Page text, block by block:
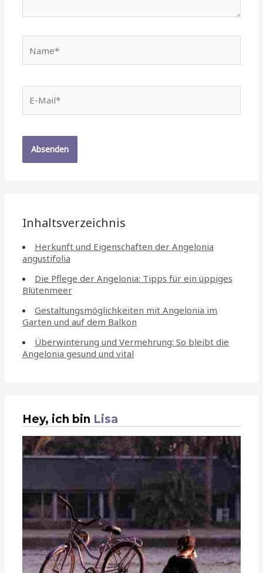
Mail*
Inhaltsverzeichnis
Herkunft und Eigenschaften der Angelonia
angustifolia
Die Pflege der Angelonia: Tipps für ein üppiges
Blütenmeer
Gestaltungsmöglichkeiten mit Angelonia im
Garten und auf dem Balkon
Überwinterung und Vermehrung: So bleibt die
Angelonia gesund und vital
Hey, ich bin Lisa